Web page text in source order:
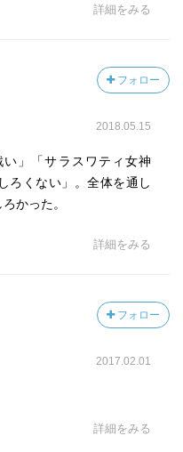
詳細をみる
フォロー
2018.05.15
」「サラスワティ女神
ろくない」。全体を通し
かった。
詳細をみる
フォロー
2017.02.01
詳細をみる